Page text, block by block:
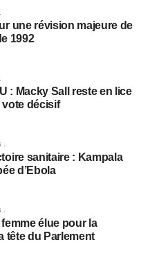
une révision majeure de
1992
: Macky Sall reste en lice
vote décisif
sanitaire : Kampala
d’Ebola
élue pour la
tête du Parlement